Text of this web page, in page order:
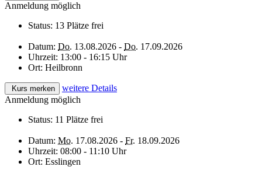
Anmeldung möglich
Status: 13 Plätze frei
Datum: Do. 13.08.2026 - Do. 17.09.2026
Uhrzeit: 13:00 - 16:15 Uhr
Ort: Heilbronn
Kurs merken
weitere Details
Anmeldung möglich
Status: 11 Plätze frei
Datum: Mo. 17.08.2026 - Fr. 18.09.2026
Uhrzeit: 08:00 - 11:10 Uhr
Ort: Esslingen